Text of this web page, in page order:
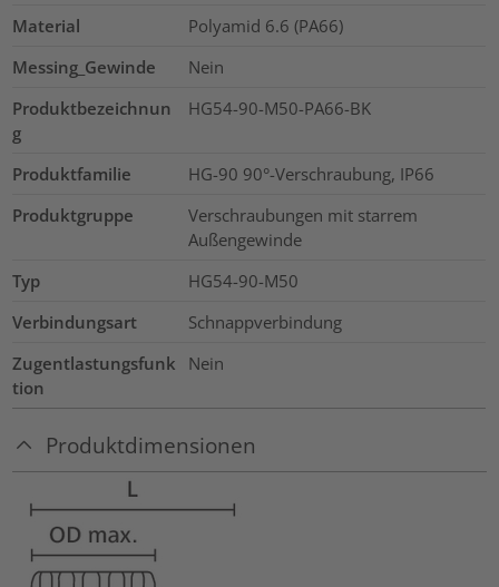
Material
Polyamid 6.6 (PA66)
Messing_Gewinde
Nein
Produktbezeichnun
g
HG54-90-M50-PA66-BK
Produktfamilie
HG-90 90°-Verschraubung, IP66
Produktgruppe
Verschraubungen mit starrem
Außengewinde
Typ
HG54-90-M50
Verbindungsart
Schnappverbindung
Zugentlastungsfunk
tion
Nein
Produktdimensionen